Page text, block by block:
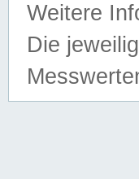
Weitere
Die